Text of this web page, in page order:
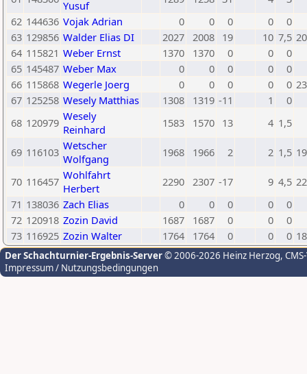
Yusuf
62 144636 Vojak Adrian 0 0 0 0
0
63 129856 Walder Elias DI 2027 2008 19 10 7,5
64 115821 Weber Ernst 1370 1370 0 0
0
65 145487 Weber Max 0 0 0 0
0
66 115868 Wegerle Joerg 0 0 0 0 0
67 125258 Wesely Matthias 1308 1319 -11 1
0
68 120979 Wesely
Reinhard
1583 1570 13 4 1,5
69 116103 Wetscher
Wolfgang
1968 1966 2 2 1,5
70 116457 Wohlfahrt
Herbert
2290 2307 -17 9 4,5
71 138036 Zach Elias 0 0 0 0
0
72 120918 Zozin David 1687 1687 0 0
0
73 116925 Zozin Walter 1764 1764 0 0 0
Der Schachturnier-Ergebnis-Server© 2006-2026 Heinz Herzog,
Impressum / Nutzungsbedingungen